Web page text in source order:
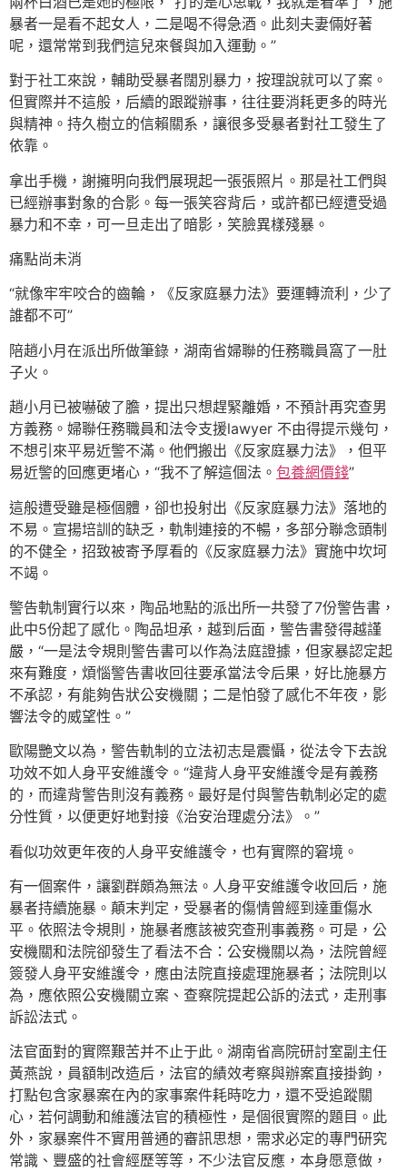
暴者一是看不起女人，二是喝不得急酒。此刻夫妻倆好著
呢，還常常到我們這兒來餐與加入運動。”
對于社工來說，輔助受暴者闊別暴力，按理說就可以了案。
但實際并不這般，后續的跟蹤辦事，往往要消耗更多的時光
與精神。持久樹立的信賴關系，讓很多受暴者對社工發生了
依靠。
拿出手機，謝擁明向我們展現起一張張照片。那是社工們與
已經辦事對象的合影。每一張笑容背后，或許都已經遭受過
暴力和不幸，可一旦走出了暗影，笑臉異樣殘暴。
痛點尚未消
“就像牢牢咬合的齒輪，《反家庭暴力法》要運轉流利，少了
誰都不可”
陪趙小月在派出所做筆錄，湖南省婦聯的任務職員窩了一肚
子火。
趙小月已被嚇破了膽，提出只想趕緊離婚，不預計再究查男
方義務。婦聯任務職員和法令支援lawyer 不由得提示幾句，
不想引來平易近警不滿。他們搬出《反家庭暴力法》，但平
易近警的回應更堵心，“我不了解這個法。 包養網價錢”
這般遭受雖是極個體，卻也投射出《反家庭暴力法》落地的
不易。宣揚培訓的缺乏，軌制連接的不暢，多部分聯念頭制
的不健全，招致被寄予厚看的《反家庭暴力法》實施中坎坷
不竭。
警告軌制實行以來，陶品地點的派出所一共發了7份警告書，
此中5份起了感化。陶品坦承，越到后面，警告書發得越謹
嚴，“一是法令規則警告書可以作為法庭證據，但家暴認定起
來有難度，煩惱警告書收回往要承當法令后果，好比施暴方
不承認，有能夠告狀公安機關；二是怕發了感化不年夜，影
響法令的威望性。”
歐陽艷文以為，警告軌制的立法初志是震懾，從法令下去說
功效不如人身平安維護令。“違背人身平安維護令是有義務
的，而違背警告則沒有義務。最好是付與警告軌制必定的處
分性質，以便更好地對接《治安治理處分法》。”
看似功效更年夜的人身平安維護令，也有實際的窘境。
有一個案件，讓劉群頗為無法。人身平安維護令收回后，施
暴者持續施暴。顛末判定，受暴者的傷情曾經到達重傷水
平。依照法令規則，施暴者應該被究查刑事義務。可是，公
安機關和法院卻發生了看法不合：公安機關以為，法院曾經
簽發人身平安維護令，應由法院直接處理施暴者；法院則以
為，應依照公安機關立案、查察院提起公訴的法式，走刑事
訴訟法式。
法官面對的實際艱苦并不止于此。湖南省高院研討室副主任
黃燕說，員額制改造后，法官的績效考察與辦案直接掛鉤，
打點包含家暴案在內的家事案件耗時吃力，還不受追蹤關
心，若何調動和維護法官的積極性，是個很實際的題目。此
外，家暴案件不實用普通的審訊思想，需求必定的專門研究
常識、豐盛的社會經歷等等，不少法官反應，本身愿意做，